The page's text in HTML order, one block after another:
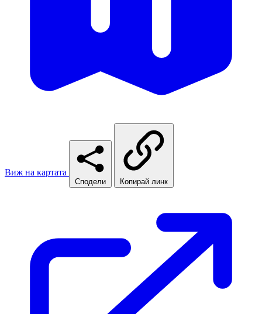
Виж на картата
Сподели Копирай линк